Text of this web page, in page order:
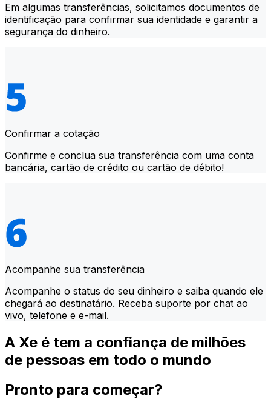
Em algumas transferências, solicitamos documentos de
identificação para confirmar sua identidade e garantir a
segurança do dinheiro.
Confirmar a cotação
Confirme e conclua sua transferência com uma conta
bancária, cartão de crédito ou cartão de débito!
Acompanhe sua transferência
Acompanhe o status do seu dinheiro e saiba quando ele
chegará ao destinatário. Receba suporte por chat ao
vivo, telefone e e-mail.
A Xe é tem a confiança de milhões
de pessoas em todo o mundo
Pronto para começar?